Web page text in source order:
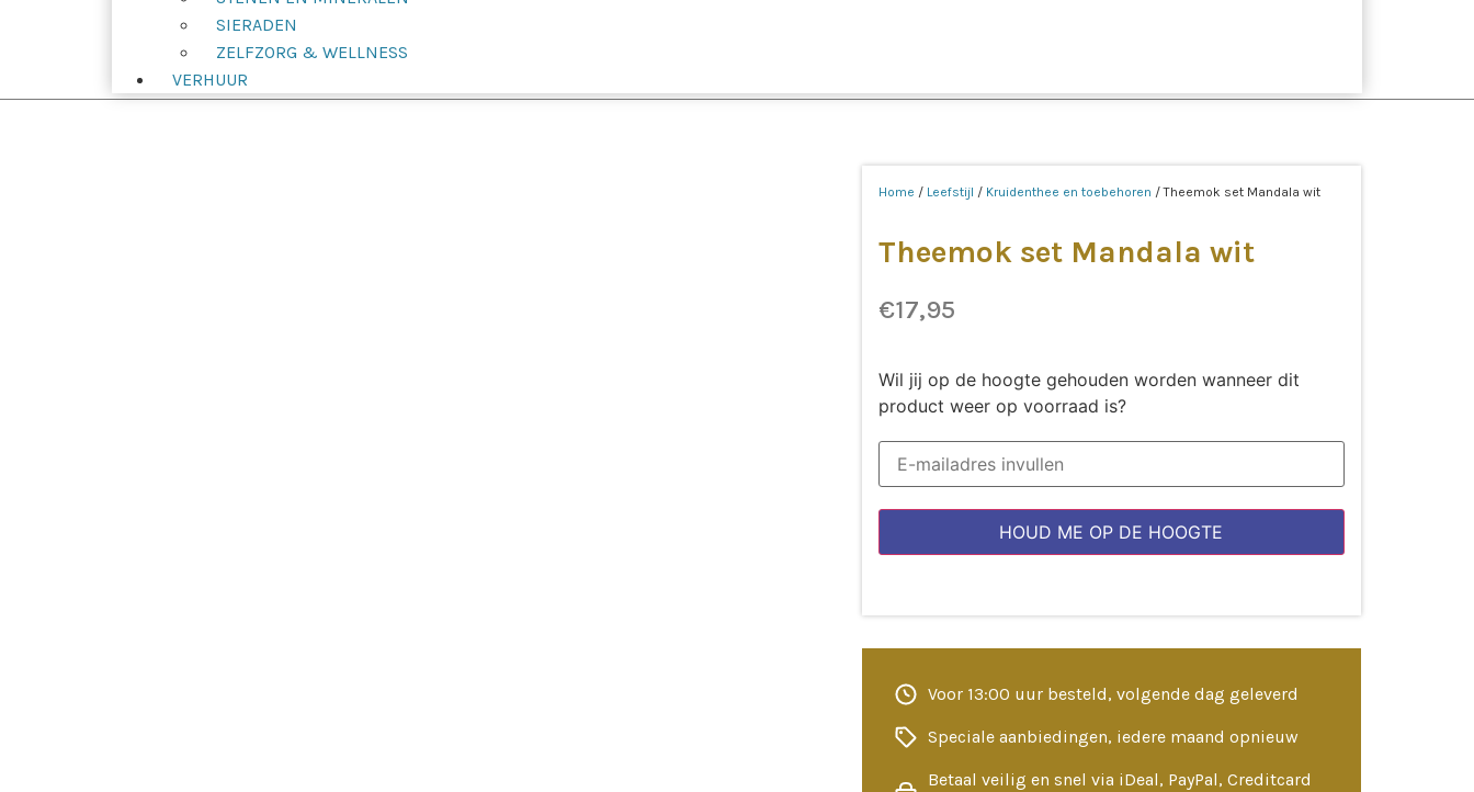
SIERADEN
ZELFZORG & WELLNESS
VERHUUR
Home / Leefstijl / Kruidenthee en toebehoren / Theemok set Mandala wit
Theemok set Mandala wit
€17,95
Wil jij op de hoogte gehouden worden wanneer dit
product weer op voorraad is?
HOUD ME OP DE HOOGTE
Voor 13:00 uur besteld, volgende dag geleverd
Speciale aanbiedingen, iedere maand opnieuw
Betaal veilig en snel via iDeal, PayPal, Creditcard